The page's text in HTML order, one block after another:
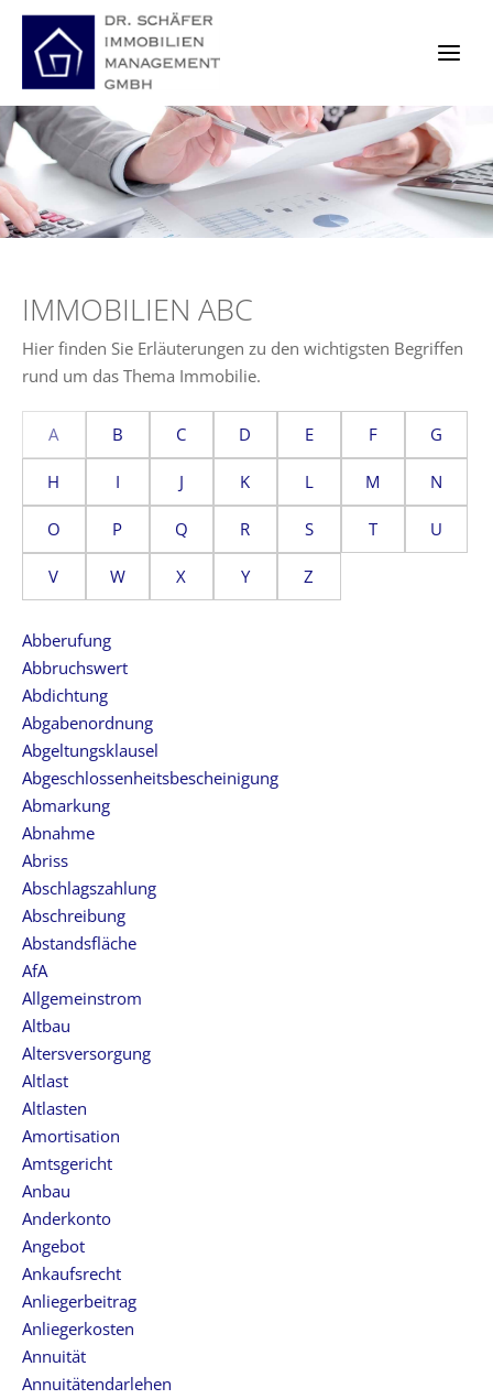
Zum
Inhalt
springen
IMMOBILIEN ABC
Hier finden Sie Erläuterungen zu den wichtigsten Begriffen
rund um das Thema Immobilie.
A B C D E F G
H I J K L M N
O P Q R S T U
V W X Y Z
Abberufung
Abbruchswert
Abdichtung
Abgabenordnung
Abgeltungsklausel
Abgeschlossenheitsbescheinigung
Abmarkung
Abnahme
Abriss
Abschlagszahlung
Abschreibung
Abstandsfläche
AfA
Allgemeinstrom
Altbau
Altersversorgung
Altlast
Altlasten
Amortisation
Amtsgericht
Anbau
Anderkonto
Angebot
Ankaufsrecht
Anliegerbeitrag
Anliegerkosten
Annuität
Annuitätendarlehen